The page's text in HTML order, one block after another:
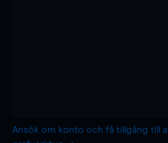
Ansök om konto och få tillgång till